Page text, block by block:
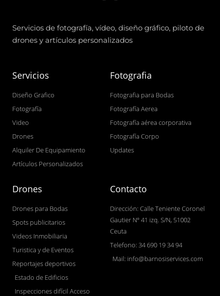
Servicios de fotografía, vídeo, diseño gráfico, piloto de
drones y artículos personalizados
Servicios
Diseño Grafico
Fotografía
Video
Drones
Alquiler De Equipamiento
Artículos Personalizados
Fotografia
Fotografia para Bodas
Fotografía Aerea
Fotografía aérea corporativa
Fotografía Corpo
Updates
Drones
Drones para Bodas
Spots publicitarios
Videos Inmobiliaria
Turistica y de Eventos
Reportajes deportivos
Estado de Edificios
Inspecciones difícil Acceso
Contacto
Dirección: Calle Teniente Coronel
Gautier Nº 41 izq. S/N, 51002
Ceuta
Telefono: 34 690 19 34 94
Mail: info@barnosiservices.com